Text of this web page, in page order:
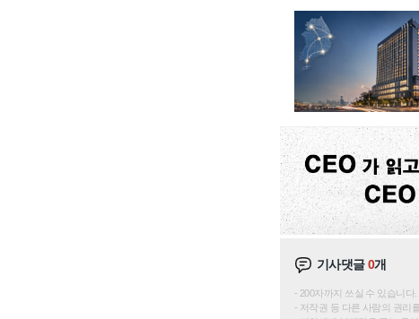
기사댓글0개
200자까지 쓰실 수 있습니다
저작권 등 다른 사람의 권리